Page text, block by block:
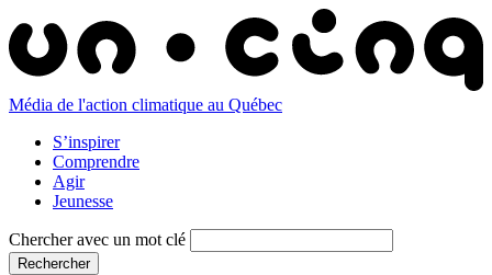
Média de l'action climatique au Québec
S’inspirer
Comprendre
Agir
Jeunesse
Chercher avec un mot clé
Rechercher